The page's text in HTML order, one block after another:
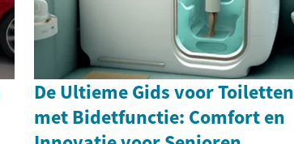
De Ultieme Gids voor Toiletten
met Bidetfunctie: Comfort en